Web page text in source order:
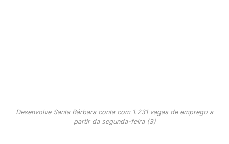
Desenvolve Santa Bárbara conta com 1.231 vagas de emprego a
partir da segunda-feira (3)